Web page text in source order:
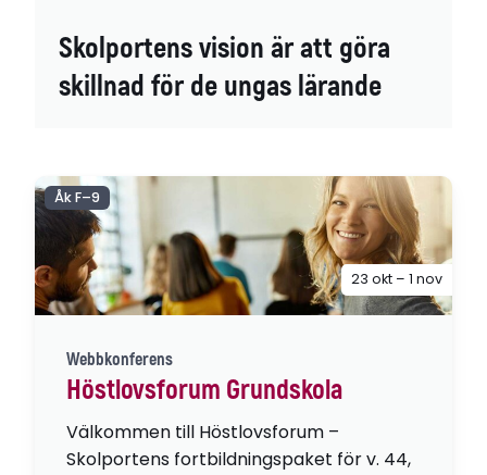
Skolportens vision är att göra
skillnad för de ungas lärande
Webbkonferens
Höstlovsforum Grundskola
Välkommen till Höstlovsforum –
Skolportens fortbildningspaket för v. 44,
Åk F–9
23 okt – 1 nov